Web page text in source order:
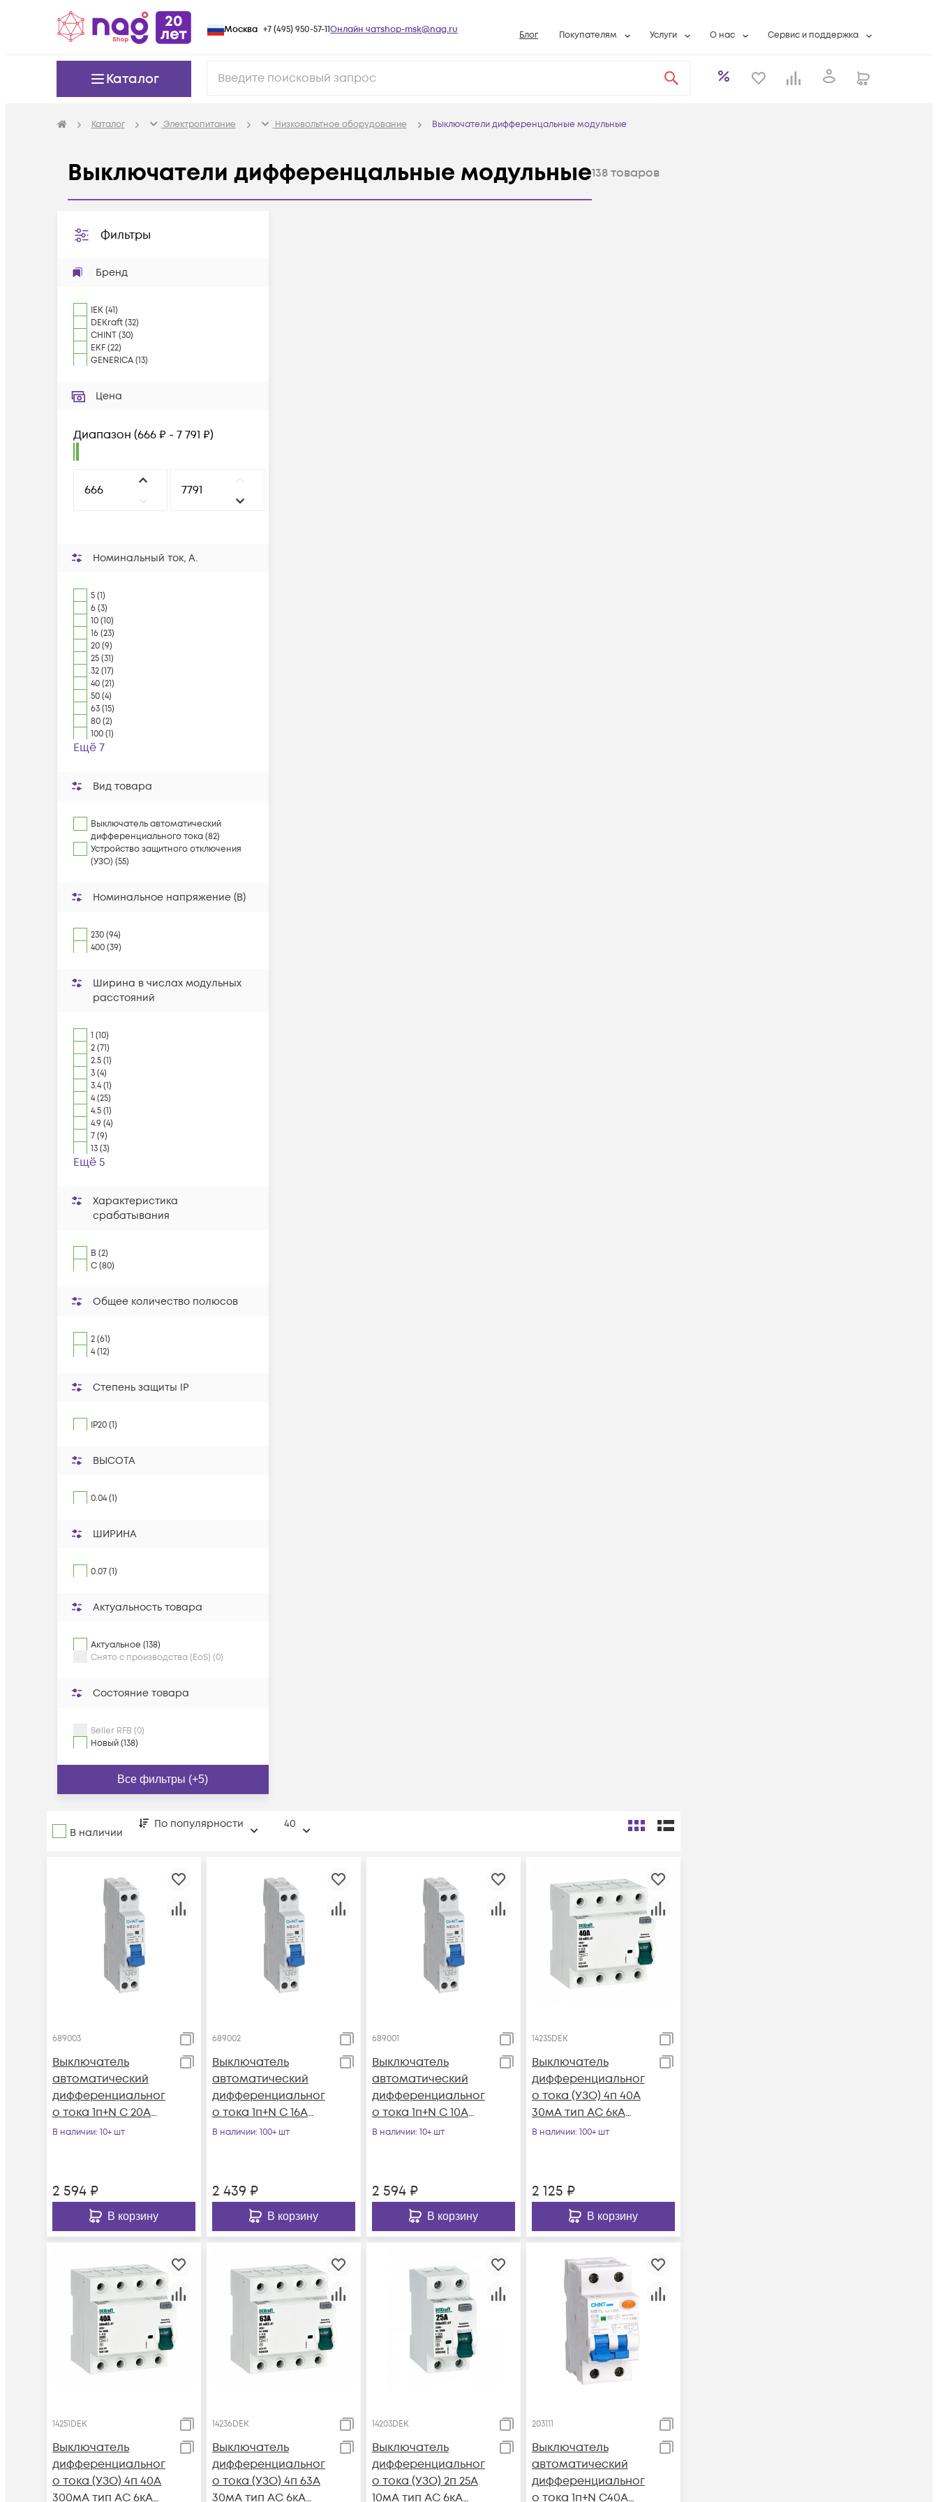
Москва +7 (495) 950-57-11Онлайн чатshop-msk@nag.ru Блог Покупателям
Условия доставки
Возврат товара
Вопросы и ответы
Услуги
Системная интеграция
О нас
Контактная информация
Сервис и поддержка
Контакты сервисных центров
Каталог
Каталог Электропитание Низковольтное оборудование Выключатели дифференцальные модульные
Выключатели дифференцальные модульные138товаров
Фильтры
Бренд
IEK(41)
DEKraft(32)
CHINT(30)
EKF(22)
GENERICA(13)
Цена
Диапазон (666 ₽ - 7 791 ₽)
Номинальный ток, А.
5 (1)
6 (3)
10 (10)
16 (23)
20 (9)
25 (31)
32 (17)
40 (21)
50 (4)
63 (15)
80 (2)
100 (1)
Ещё 7
Вид товара
Выключатель автоматический
дифференциального тока (82)
Устройство защитного отключения
(УЗО) (55)
Номинальное напряжение (В)
230 (94)
400 (39)
Ширина в числах модульных
расстояний
1 (10)
2 (71)
2.5 (1)
3 (4)
3.4 (1)
4 (25)
4.5 (1)
4.9 (4)
7 (9)
13 (3)
Ещё 5
Характеристика
срабатывания
B (2)
C (80)
Общее количество полюсов
2 (61)
4 (12)
Степень защиты IP
IP20 (1)
ВЫСОТА
0.04 (1)
ШИРИНА
0.07 (1)
Актуальность товара
Актуальное (138)
Снято с производства (EoS) (0)
Состояние товара
Seller RFB (0)
Новый (138)
Все фильтры (+5)
В наличии
По популярности 40
689003
Выключатель
автоматический
дифференциальног
о тока 1п+N C 20А
30мА 1мод.
В наличии: 10+ шт
2 594 ₽
В корзину
689002
Выключатель
автоматический
дифференциальног
о тока 1п+N C 16А
30мА 1мод.
В наличии: 100+ шт
2 439 ₽
В корзину
689001
Выключатель
автоматический
дифференциальног
о тока 1п+N C 10А
30мА 1мод.
В наличии: 10+ шт
2 594₽
В корзину
14235DEK
Выключатель
дифференциальног
о тока (УЗО) 4п 40А
30мА тип AC 6кА
УЗО-03 DEKraft
В наличии: 100+ шт
2 125 ₽
В корзину
14251DEK
Выключатель
дифференциальног
о тока (УЗО) 4п 40А
300мА тип AC 6кА
14236DEK
Выключатель
дифференциальног
о тока (УЗО) 4п 63А
30мА тип AC 6кА
14203DEK
Выключатель
дифференциальног
о тока (УЗО) 2п 25А
10мА тип AC 6кА
203111
Выключатель
автоматический
дифференциальног
о тока 1п+N C40А